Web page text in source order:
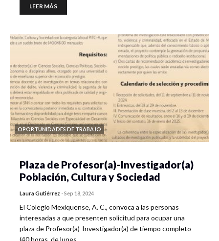
LEER MÁS
OPORTUNIDADES DE TRABAJO
Plaza de Profesor(a)-Investigador(a)
Población, Cultura y Sociedad
Laura Gutiérrez -Sep 18, 2024
El Colegio Mexiquense, A. C., convoca a las personas
interesadas a que presenten solicitud para ocupar una
plaza de Profesor(a)-Investigador(a) de tiempo completo
(40 horas, de lunes…